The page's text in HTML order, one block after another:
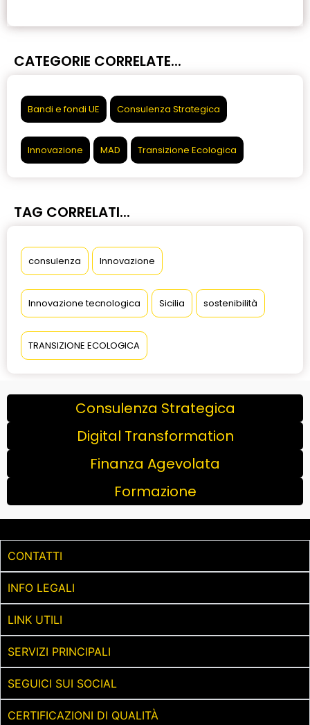
CATEGORIE CORRELATE...
Bandi e fondi UE Consulenza Strategica
Innovazione MAD Transizione Ecologica
TAG CORRELATI...
consulenza Innovazione
Innovazione tecnologica Sicilia sostenibilità
TRANSIZIONE ECOLOGICA
Consulenza Strategica
Digital Transformation
Finanza Agevolata
Formazione
CONTATTI
INFO LEGALI
LINK UTILI
SERVIZI PRINCIPALI
SEGUICI SUI SOCIAL
CERTIFICAZIONI DI QUALITÀ